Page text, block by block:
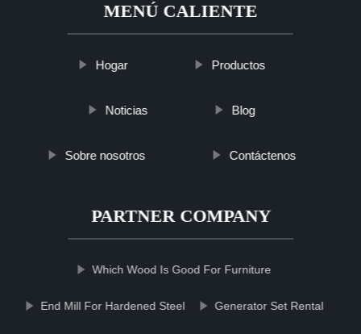
MENÚ CALIENTE
Hogar Productos
Noticias Blog
Sobre nosotros Contáctenos
PARTNER COMPANY
Which Wood Is Good For Furniture
End Mill For Hardened Steel Generator Set Rental